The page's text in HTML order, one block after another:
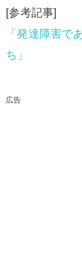
[参考記事]
「発達障害で
ち」
広告